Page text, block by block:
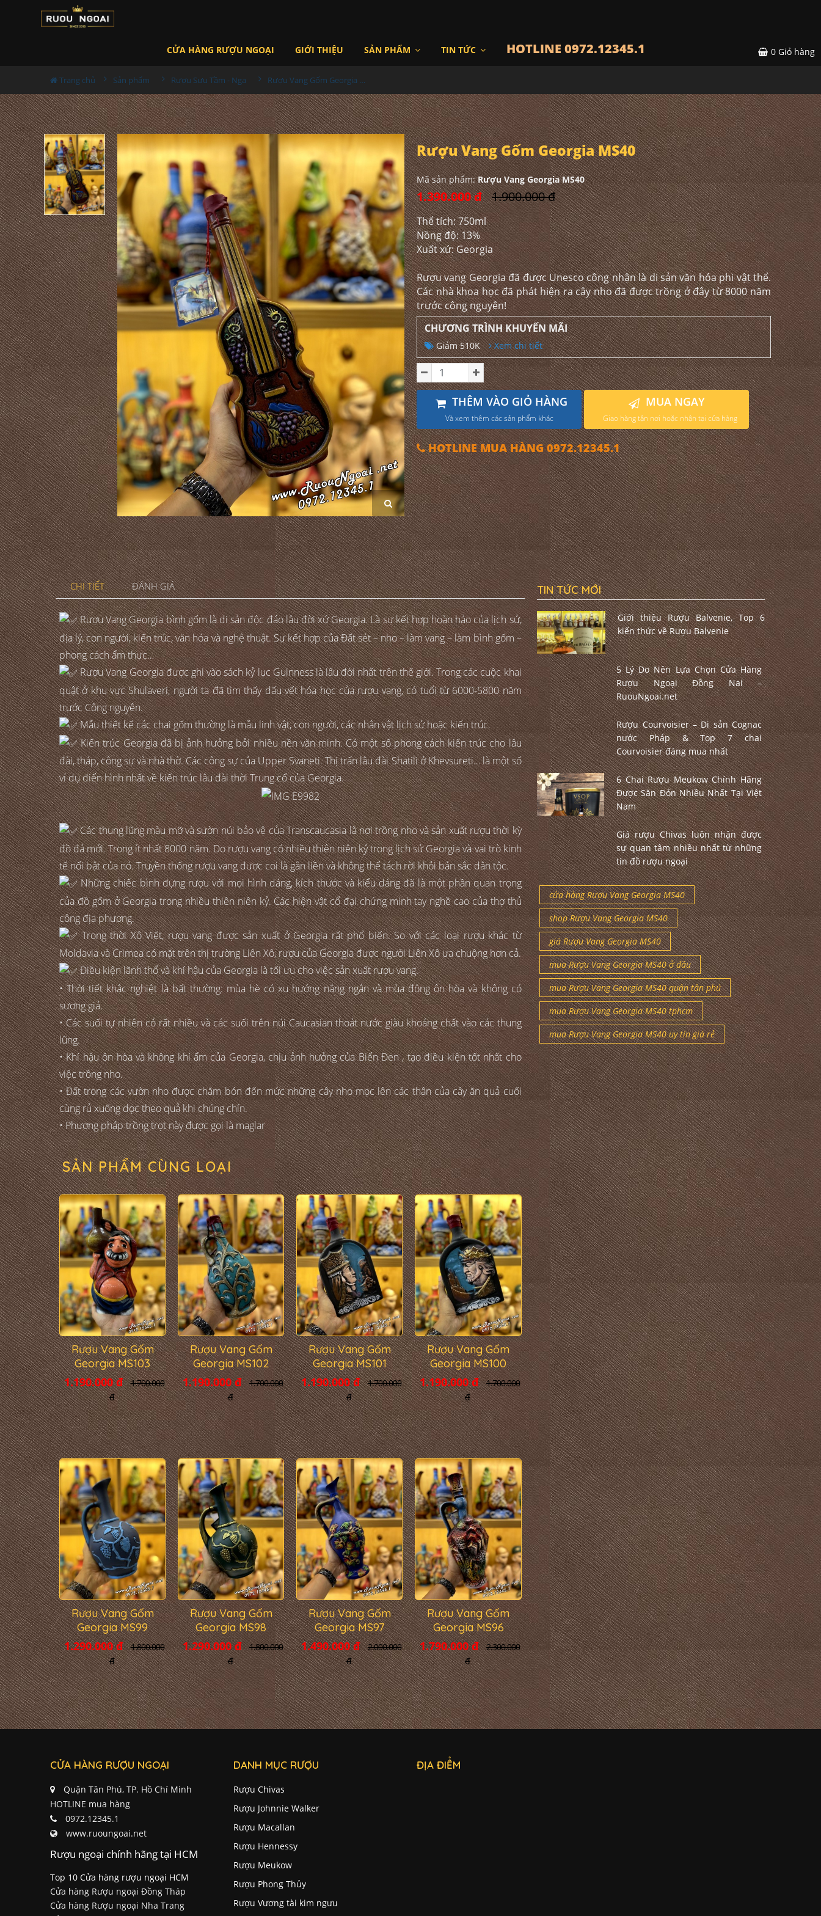
CỬA HÀNG RƯỢU NGOẠI GIỚI THIỆU SẢN PHẨM TIN TỨC HOTLINE 0972.12345.1 0 Giỏ hàng
Trang chủ Sản phẩm Rượu Sưu Tầm - Nga Rượu Vang Gốm Georgia MS40
Rượu Vang Gốm Georgia MS40
Mã sản phẩm:Rượu Vang Georgia MS40
1.390.000 đ 1.900.000 đ
Thể tích: 750ml
Nồng độ: 13%
Xuất xứ: Georgia
Rượu vang Georgia đã được Unesco công nhận là di sản văn hóa phi vật thể.
Các nhà khoa học đã phát hiện ra cây nho đã được trồng ở đây từ 8000 năm
trước công nguyên!
CHƯƠNG TRÌNH KHUYẾN MÃI
Giảm 510K Xem chi tiết
THÊM VÀO GIỎ HÀNG
Và xem thêm các sản phẩm khác
MUA NGAY
Giao hàng tận nơi hoặc nhận tại cửa hàng
HOTLINE MUA HÀNG 0972.12345.1
CHI TIẾT ĐÁNH GIÁ
Rượu Vang Georgia bình gốm là di sản độc đáo lâu đời xứ Georgia. Là sự kết hợp hoàn hảo của lịch sử,
địa lý, con người, kiến trúc, văn hóa và nghệ thuật. Sự kết hợp của Đất sét – nho – làm vang – làm bình gốm –
phong cách ẩm thực…
Rượu Vang Georgia được ghi vào sách kỷ lục Guinness là lâu đời nhất trên thế giới. Trong các cuộc khai
quật ở khu vực Shulaveri, người ta đã tìm thấy dấu vết hóa học của rượu vang, có tuổi từ 6000-5800 năm
trước Công nguyên.
Mẫu thiết kế các chai gốm thường là mẫu linh vật, con người, các nhân vật lịch sử hoặc kiến trúc.
Kiến trúc Georgia đã bị ảnh hưởng bởi nhiều nền văn minh. Có một số phong cách kiến trúc cho lâu
đài, tháp, công sự và nhà thờ. Các công sự của Upper Svaneti. Thị trấn lâu đài Shatili ở Khevsureti… là một số
ví dụ điển hình nhất về kiến trúc lâu đài thời Trung cổ của Georgia.
Các thung lũng màu mỡ và sườn núi bảo vệ của Transcaucasia là nơi trồng nho và sản xuất rượu thời kỳ
đồ đá mới. Trong ít nhất 8000 năm. Do rượu vang có nhiều thiên niên kỷ trong lịch sử Georgia và vai trò kinh
tế nổi bật của nó. Truyền thống rượu vang được coi là gắn liền và không thể tách rời khỏi bản sắc dân tộc.
Những chiếc bình đựng rượu với mọi hình dáng, kích thước và kiểu dáng đã là một phần quan trọng
của đồ gốm ở Georgia trong nhiều thiên niên kỷ. Các hiện vật cổ đại chứng minh tay nghề cao của thợ thủ
công địa phương.
Trong thời Xô Viết, rượu vang được sản xuất ở Georgia rất phổ biến. So với các loại rượu khác từ
Moldavia và Crimea có mặt trên thị trường Liên Xô, rượu của Georgia được người Liên Xô ưa chuộng hơn cả.
Điều kiện lãnh thổ và khí hậu của Georgia là tối ưu cho việc sản xuất rượu vang.
• Thời tiết khắc nghiệt là bất thường: mùa hè có xu hướng nắng ngắn và mùa đông ôn hòa và không có
sương giá.
• Các suối tự nhiên có rất nhiều và các suối trên núi Caucasian thoát nước giàu khoáng chất vào các thung
lũng.
• Khí hậu ôn hòa và không khí ẩm của Georgia, chịu ảnh hưởng của Biển Đen , tạo điều kiện tốt nhất cho
việc trồng nho.
• Đất trong các vườn nho được chăm bón đến mức những cây nho mọc lên các thân của cây ăn quả cuối
cùng rủ xuống dọc theo quả khi chúng chín.
• Phương pháp trồng trọt này được gọi là maglar
SẢN PHẨM CÙNG LOẠI
Rượu Vang Gốm
Georgia MS103
1.190.000 đ
1.700.000
đ
Rượu Vang Gốm
Georgia MS102
1.190.000 đ
1.700.000
đ
Rượu Vang Gốm
Georgia MS101
1.190.000 đ
1.700.000
đ
Rượu Vang Gốm
Georgia MS100
1.190.000 đ
1.700.000
đ
Rượu Vang Gốm
Georgia MS99
1.290.000 đ
1.800.000
đ
Rượu Vang Gốm
Georgia MS98
1.290.000 đ
1.800.000
đ
Rượu Vang Gốm
Georgia MS97
1.490.000 đ
2.000.000
đ
Rượu Vang Gốm
Georgia MS96
1.790.000 đ
2.300.000
đ
TIN TỨC MỚI
Giới thiệu Rượu Balvenie, Top 6
kiến thức về Rượu Balvenie
5 Lý Do Nên Lựa Chọn Cửa Hàng
Rượu Ngoại Đồng Nai –
RuouNgoai.net
Rượu Courvoisier – Di sản Cognac
nước Pháp & Top 7 chai
Courvoisier đáng mua nhất
6 Chai Rượu Meukow Chính Hãng
Được Săn Đón Nhiều Nhất Tại Việt
Nam
Giá rượu Chivas luôn nhận được
sự quan tâm nhiều nhất từ những
tín đồ rượu ngoại
cửa hàng Rượu Vang Georgia MS40
shop Rượu Vang Georgia MS40
giá Rượu Vang Georgia MS40
mua Rượu Vang Georgia MS40 ở đâu
mua Rượu Vang Georgia MS40 quận tân phú
mua Rượu Vang Georgia MS40 tphcm
mua Rượu Vang Georgia MS40 uy tín giá rẻ
CỬA HÀNG RƯỢU NGOẠI
Quận Tân Phú, TP. Hồ Chí Minh
HOTLINE mua hàng
0972.12345.1
www.ruoungoai.net
Rượu ngoại chính hãng tại HCM
Top 10 Cửa hàng rượu ngoại HCM
Cửa hàng Rượu ngoại Đồng Tháp
Cửa hàng Rượu ngoại Nha Trang
DANH MỤC RƯỢU
Rượu Chivas
Rượu Johnnie Walker
Rượu Macallan
Rượu Hennessy
Rượu Meukow
Rượu Phong Thủy
Rượu Vương tài kim ngưu
ĐỊA ĐIỂM